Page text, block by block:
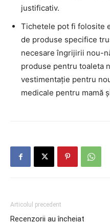
justificativ.
Tichetele pot fi folosite
de produse specifice
necesare îngrijirii nou-
produse pentru toaleta
vestimentaţie pentru
medicale pentru mamă
Articolul precedent
Recenzorii au încheiat